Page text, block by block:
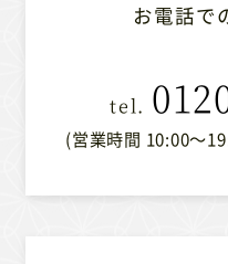
お電話で
(営業時間 10:00〜